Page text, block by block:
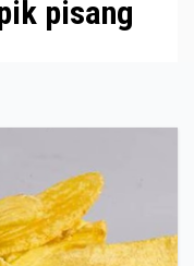
pisang